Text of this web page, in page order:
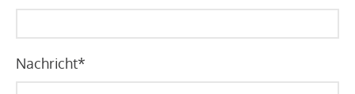
Nachricht*